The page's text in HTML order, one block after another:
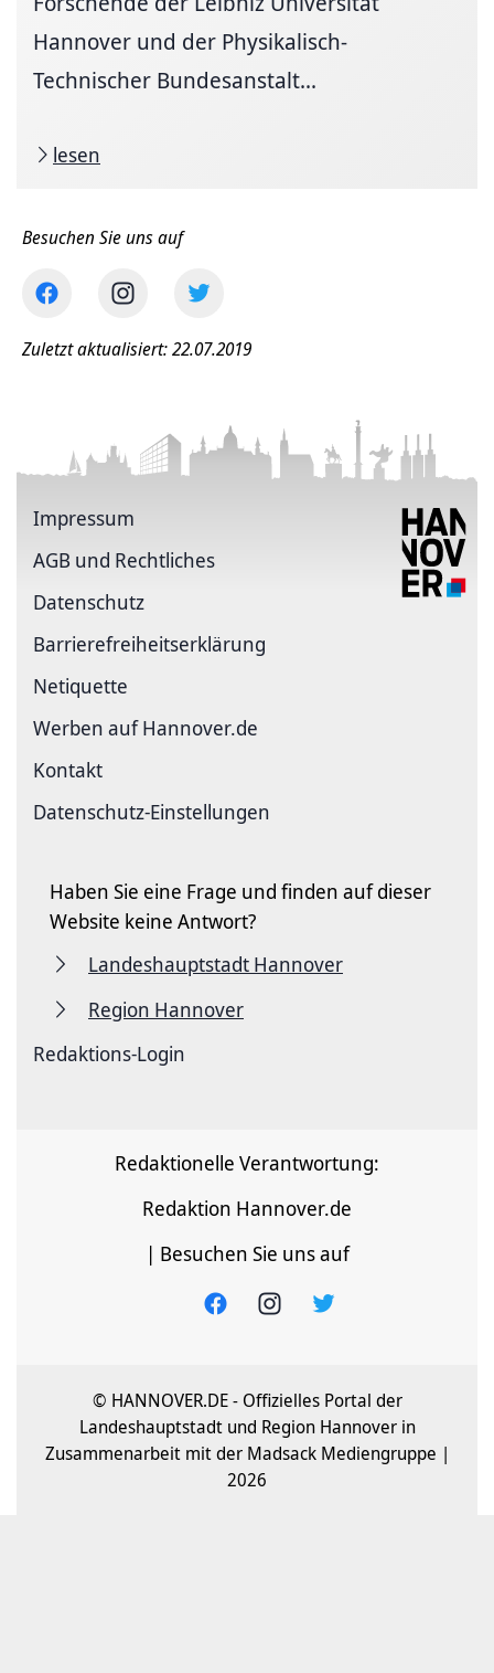
Hannover und der Physikalisch-
Technischer Bundesanstalt...
lesen
Besuchen Sie uns auf
Zuletzt aktualisiert: 22.07.2019
Impressum
AGB und Rechtliches
Datenschutz
Barriere­freiheits­erklärung
Netiquette
Werben auf Hannover.de
Kontakt
Datenschutz-Einstellungen
Haben Sie eine Frage und finden auf dieser
Website keine Antwort?
Landeshauptstadt Hannover
Region Hannover
Redaktions-Login
Redaktionelle Verantwortung:
Redaktion Hannover.de
| Besuchen Sie uns auf
© HANNOVER.DE - Offizielles Portal der
Landeshauptstadt und Region Hannover in
Zusammenarbeit mit der Madsack Mediengruppe |
2026